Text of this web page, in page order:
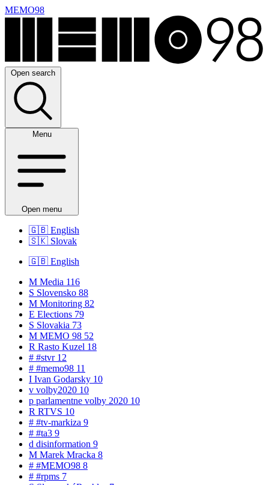
MEMO98
Open search
Menu
Open menu
🇬🇧 English
🇸🇰 Slovak
🇬🇧 English
M Media 116
S Slovensko 88
M Monitoring 82
E Elections 79
S Slovakia 73
M MEMO 98 52
R Rasto Kuzel 18
# #stvr 12
# #memo98 11
I Ivan Godarsky 10
v volby2020 10
p parlamentne volby 2020 10
R RTVS 10
# #tv-markiza 9
# #ta3 9
d disinformation 9
M Marek Mracka 8
# #MEMO98 8
# #rpms 7